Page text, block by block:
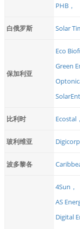
PHB，
白俄罗斯 Solar
保加利亚
Eco
Green
比利时 Ecostal，
玻利维亚 Digicorp
波多黎各
4Sun，
AS
Digital